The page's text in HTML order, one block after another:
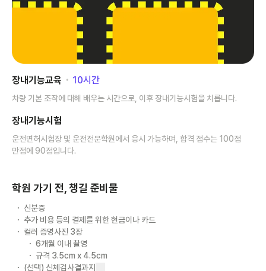
장내기능교육 ･ 10시간
차량 기본 조작에 대해 배우는 시간으로, 이후 장내기능시험을 치릅니다.
장내기능시험
운전면허시험장 및 운전전문학원에서 응시 가능하며, 합격 점수는 100점
만점에 90점입니다.
학원 가기 전, 챙길 준비물
신분증
추가 비용 등의 결제를 위한 현금이나 카드
컬러 증명사진 3장
6개월 이내 촬영
규격 3.5cm x 4.5cm
(선택) 신체검사결과지